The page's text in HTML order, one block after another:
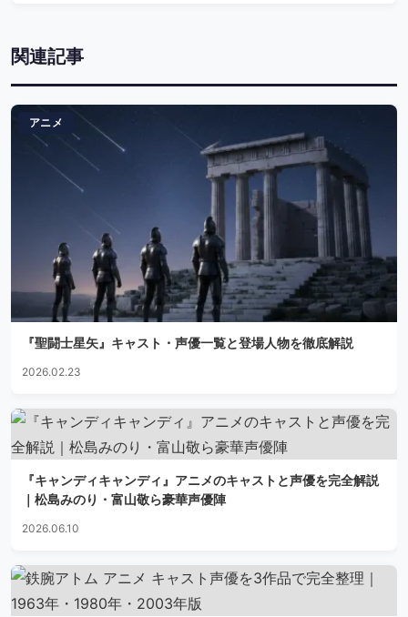
関連記事
アニメ
『聖闘士星矢』キャスト・声優一覧と登場人物を徹底解説
2026.02.23
『キャンディキャンディ』アニメのキャストと声優を完全解説
｜松島みのり・富山敬ら豪華声優陣
2026.06.10